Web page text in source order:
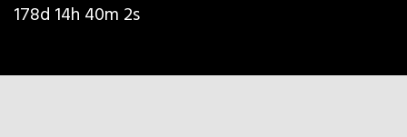
178d 14h 40m 1s